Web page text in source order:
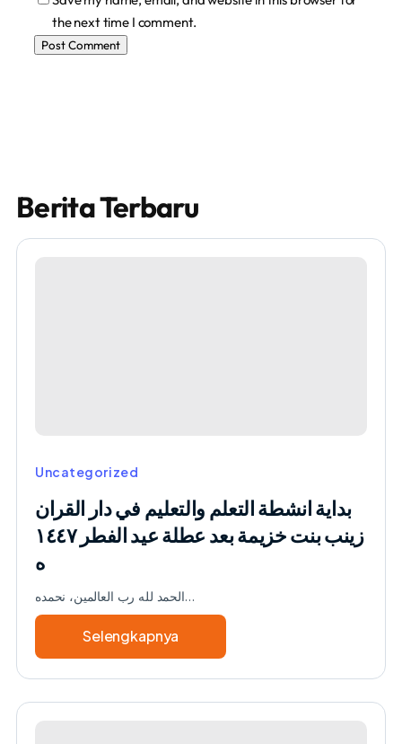
the next time I comment.
Berita Terbaru
Uncategorized
بداية انشطة التعلم والتعليم في دار القران
زينب بنت خزيمة بعد عطلة عيد الفطر ١٤٤٧
ه
الحمد لله رب العالمين، نحمده…
Selengkapnya
about